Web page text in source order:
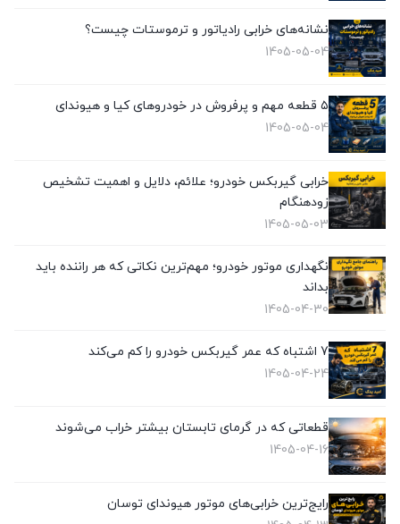
نشانه‌های خرابی رادیاتور و ترموستات چیست؟
1405-05-04
۵ قطعه مهم و پرفروش در خودروهای کیا و هیوندای
1405-05-04
خرابی گیربکس خودرو؛ علائم، دلایل و اهمیت تشخیص
زودهنگام
1405-05-03
نگهداری موتور خودرو؛ مهم‌ترین نکاتی که هر راننده باید
بداند
1405-04-30
7 اشتباه که عمر گیربکس خودرو را کم می‌کند
1405-04-24
قطعاتی که در گرمای تابستان بیشتر خراب می‌شوند
1405-04-16
رایج‌ترین خرابی‌های موتور هیوندای توسان